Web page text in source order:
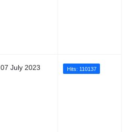
07 July 2023 Hits: 110137